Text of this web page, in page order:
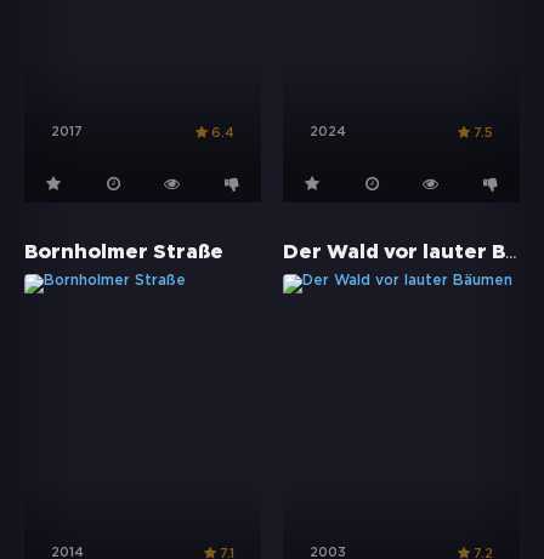
2017 6.4 2024 7.5
Bornholmer Straße
2014 7.1
Der Wald vor lauter Bäumen
2003 7.2